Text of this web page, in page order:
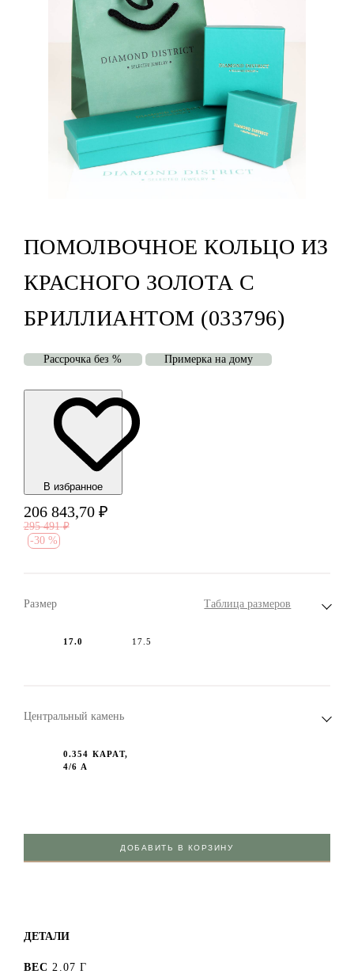
ПОМОЛВОЧНОЕ КОЛЬЦО ИЗ
КРАСНОГО ЗОЛОТА С
БРИЛЛИАНТОМ (033796)
Рассрочка без % Примерка на дому
В избранноe
206 843,70 ₽
295 491 ₽
-30 %
Размер Таблица размеров
17.0 17.5
Центральный камень
0.354 КАРАТ,
4/6 А
ДОБАВИТЬ В КОРЗИНУ
ДЕТАЛИ
ВЕС 2.07 Г